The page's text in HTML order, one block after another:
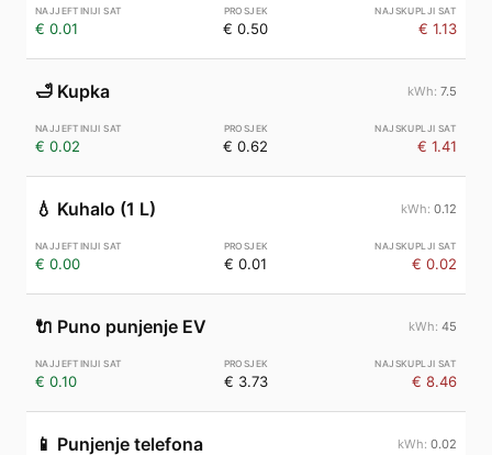
€ 0.01 € 0.50 € 1.13
🛁 Kupka 7.5
€ 0.02 € 0.62 € 1.41
💧 Kuhalo (1 L) 0.12
€ 0.00 € 0.01 € 0.02
🔌 Puno punjenje EV 45
€ 0.10 € 3.73 € 8.46
📱 Punjenje telefona 0.02